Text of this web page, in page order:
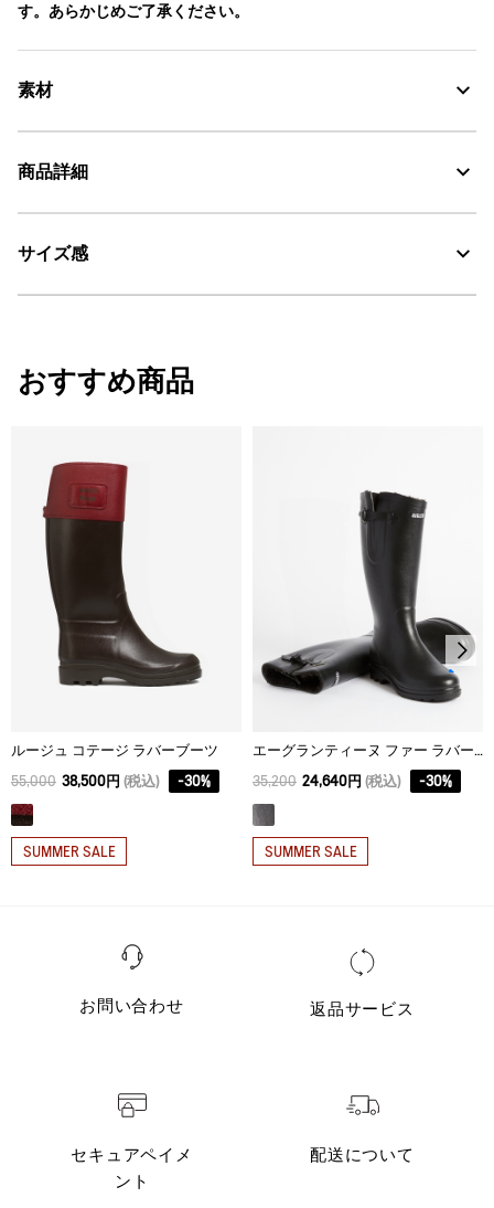
す。あらかじめご了承ください。
素材
素材の特徴
商品詳細
・色：ブラン プリント1 (009)
サイズ感
レギュラーフィット
おすすめ商品
ルージュ コテージ ラバーブーツ
55,000 38,500円 (税込) -30%
SUMMER SALE
エーグランティーヌ ファー ラバーブーツ
35,200 24,640円 (税込) -30%
SUMMER SALE
お問い合わせ 返品サービス
セキュアペイメ
ント
配送について